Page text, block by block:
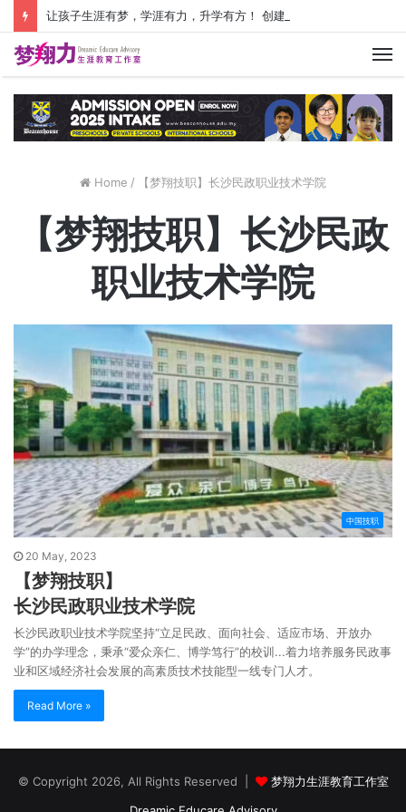
Home / 【梦翔技职】长沙民政职业技术学院
【梦翔技职】长沙民政
职业技术学院
中国技职
20 May, 2023
【梦翔技职】
长沙民政职业技术学院
长沙民政职业技术学院坚持“立足民政、面向社会、适应市场、开放办
学”的办学理念，秉承“爱众亲仁、博学笃行”的校训...着力培养服务民政事
业和区域经济社会发展的高素质技术技能型一线专门人才。
Read More »
© Copyright 2026, All Rights Reserved |
梦翔力生涯教育工作室